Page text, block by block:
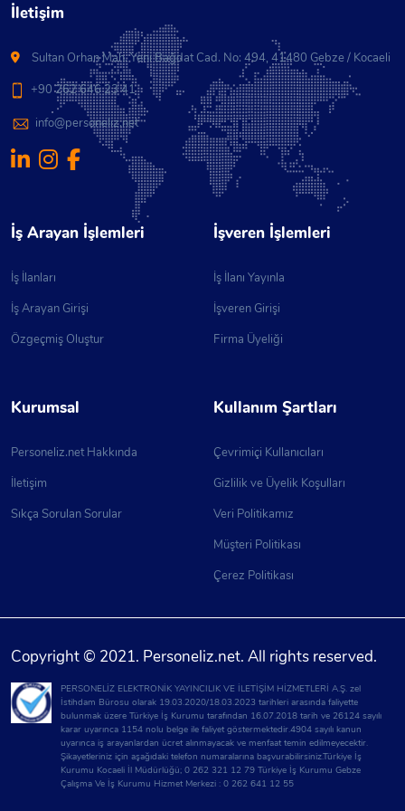
İletişim
Sultan Orhan Mah. Yeni Bağdat Cad. No: 494, 41480 Gebze / Kocaeli
+90 262 646 23 41
info@personeliz.net
İş Arayan İşlemleri
İş İlanları
İş Arayan Girişi
Özgeçmiş Oluştur
İşveren İşlemleri
İş İlanı Yayınla
İşveren Girişi
Firma Üyeliği
Kurumsal
Personeliz.net Hakkında
İletişim
Sıkça Sorulan Sorular
Kullanım Şartları
Çevrimiçi Kullanıcıları
Gizlilik ve Üyelik Koşulları
Veri Politikamız
Müşteri Politikası
Çerez Politikası
Copyright © 2021. Personeliz.net. All rights reserved.
PERSONELİZ ELEKTRONİK YAYINCILIK VE İLETİŞİM HİZMETLERİ A.Ş. zel
İstihdam Bürosu olarak 19.03.2020/18.03.2023 tarihleri arasında faliyette
bulunmak üzere Türkiye İş Kurumu tarafından 16.07.2018 tarih ve 26124 sayılı
karar uyarınca 1154 nolu belge ile faliyet göstermektedir.4904 sayılı kanun
uyarınca iş arayanlardan ücret alınmayacak ve menfaat temin edilmeyecektir.
Şikayetleriniz için aşağıdaki telefon numaralarına başvurabilirsiniz.Türkiye İş
Kurumu Kocaeli İl Müdürlüğü; 0 262 321 12 79 Türkiye İş Kurumu Gebze
Çalışma Ve İş Kurumu Hizmet Merkezi : 0 262 641 12 55